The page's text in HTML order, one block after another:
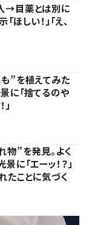
→目薬とは別に
しい！」「え、
”を植えてみた
に「捨てるのや
物”を発見。よく
に「エーッ！？」
たことに気づく